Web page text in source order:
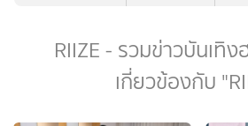
RIIZE - รวมข่าวบันเทิ
เกี่ยวข้องกับ